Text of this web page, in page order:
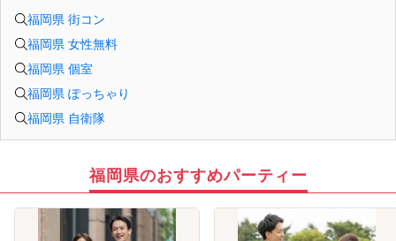
福岡県 街コン
福岡県 女性無料
福岡県 個室
福岡県 ぽっちゃり
福岡県 自衛隊
福岡県のおすすめパーティー